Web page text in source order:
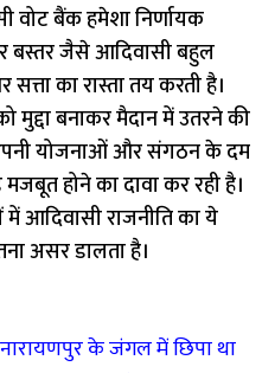
वोट बैंक हमेशा निर्णायक
बस्तर जैसे आदिवासी बहुल
का रास्ता तय करती है।
बनाकर मैदान में उतरने की
योजनाओं और संगठन के दम
होने का दावा कर रही है।
आदिवासी राजनीति का ये
असर डालता है।
के जंगल में छिपा था